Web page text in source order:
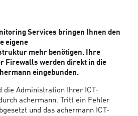
Services bringen Ihnen den
eigene
mehr benötigen. Ihre
Firewalls werden direkt in die
eingebunden.
die Administration Ihrer ICT-
achermann. Tritt ein Fehler
und das achermann ICT-